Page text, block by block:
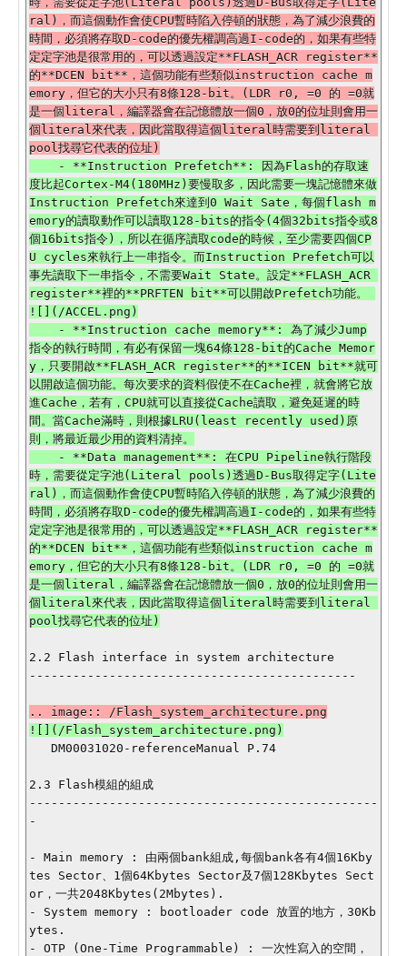
ral)，而這個動作會使CPU暫時陷入停頓的狀態，為了減少浪費的
時間，必須將存取D-code的優先權調高過I-code的，如果有些特
定定字池是很常用的，可以透過設定**FLASH_ACR register**
的**DCEN bit**，這個功能有些類似instruction cache m
emory，但它的大小只有8條128-bit。(LDR r0, =0 的 =0就
是一個literal，編譯器會在記憶體放一個0，放0的位址則會用一
個literal來代表，因此當取得這個literal時需要到literal
度比起Cortex-M4(180MHz)要慢取多，因此需要一塊記憶體來做
Instruction Prefetch來達到0 Wait Sate，每個flash m
emory的讀取動作可以讀取128-bits的指令(4個32bits指令或8
個16bits指令)，所以在循序讀取code的時候，至少需要四個CP
U cycles來執行上一串指令。而Instruction Prefetch可以
事先讀取下一串指令，不需要Wait State。設定**FLASH_ACR
register**裡的**PRFTEN bit**可以開啟Prefetch功能。
![](/ACCEL.png)
指令的執行時間，有必有保留一塊64條128-bit的Cache Memor
y，只要開啟**FLASH_ACR register**的**ICEN bit**就可
以開啟這個功能。每次要求的資料假使不在Cache裡，就會將它放
進Cache，若有，CPU就可以直接從Cache讀取，避免延遲的時
間。當Cache滿時，則根據LRU(least recently used)原
則，將最近最少用的資料清掉。
時，需要從定字池(Literal pools)透過D-Bus取得定字(Lite
ral)，而這個動作會使CPU暫時陷入停頓的狀態，為了減少浪費的
時間，必須將存取D-code的優先權調高過I-code的，如果有些特
定定字池是很常用的，可以透過設定**FLASH_ACR register**
的**DCEN bit**，這個功能有些類似instruction cache m
emory，但它的大小只有8條128-bit。(LDR r0, =0 的 =0就
是一個literal，編譯器會在記憶體放一個0，放0的位址則會用一
個literal來代表，因此當取得這個literal時需要到literal
2.2 Flash interface in system architecture
---------------------------------------------
2.3 Flash模組的組成
------------------------------------------------
-
- Main memory : 由兩個bank組成,每個bank各有4個16Kby
tes Sector、1個64Kbytes Sector及7個128Kbytes Sect
or，一共2048Kbytes(2Mbytes).
- System memory : bootloader code 放置的地方，30Kb
ytes.
- OTP (One-Time Programmable) : 一次性寫入的空間，